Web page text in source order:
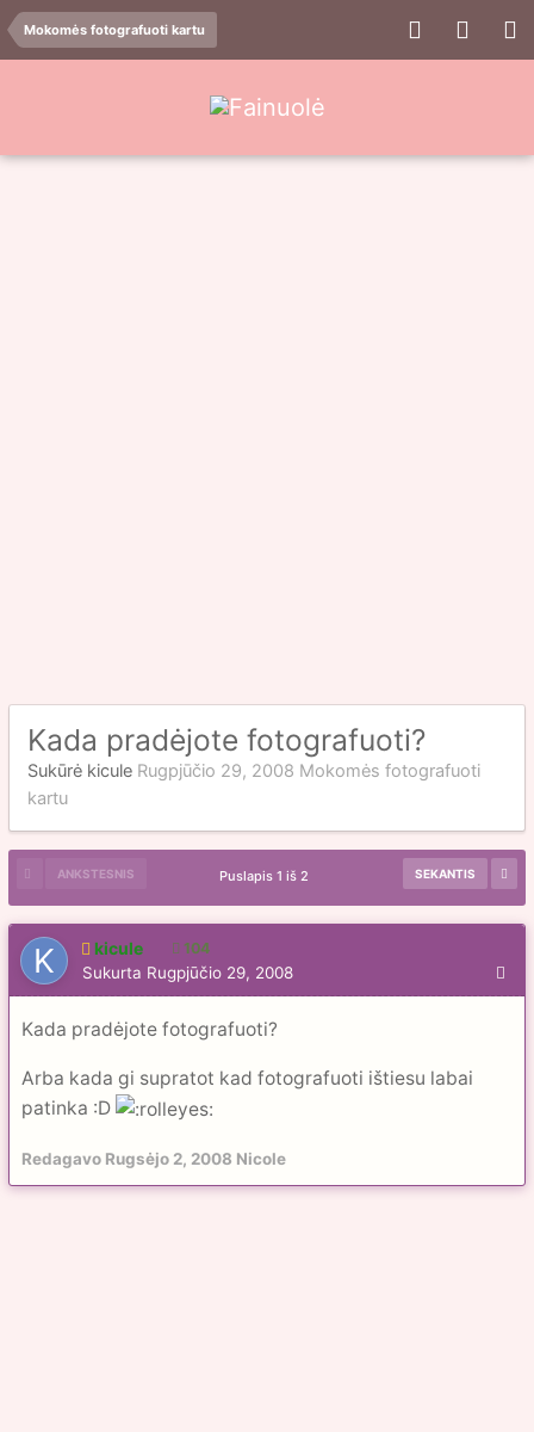
Mokomės fotografuoti kartu
Kada pradėjote fotografuoti?
Sukūrė kicule Rugpjūčio 29, 2008 Mokomės fotografuoti
kartu
ANKSTESNIS SEKANTIS
Puslapis 1 iš 2
kicule 104
Sukurta Rugpjūčio 29, 2008
Kada pradėjote fotografuoti?
Arba kada gi supratot kad fotografuoti ištiesu labai
patinka :D
Redagavo Rugsėjo 2, 2008 Nicole